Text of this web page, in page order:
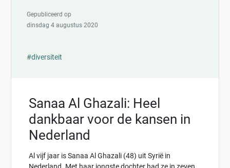
Gepubliceerd op
dinsdag 4 augustus 2020
#diversiteit
Sanaa Al Ghazali: Heel
dankbaar voor de kansen in
Nederland
Al vijf jaar is Sanaa Al Ghazali (48) uit Syrië in